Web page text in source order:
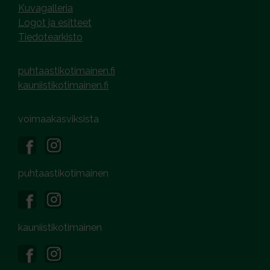
Kuvagalleria
Logot ja esitteet
Tiedotearkisto
puhtaastikotimainen.fi
kauniistikotimainen.fi
voimaakasviksista
puhtaastikotimainen
kauniistikotimainen